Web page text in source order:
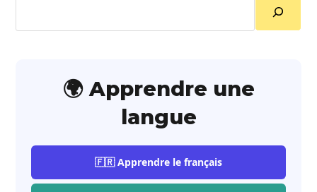
🌍 Apprendre une
langue
🇫🇷 Apprendre le français